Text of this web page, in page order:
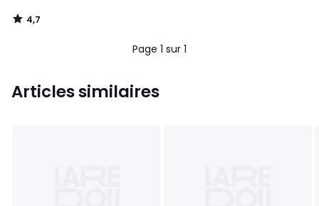
4,7
/
Page 1 sur 1
Articles similaires